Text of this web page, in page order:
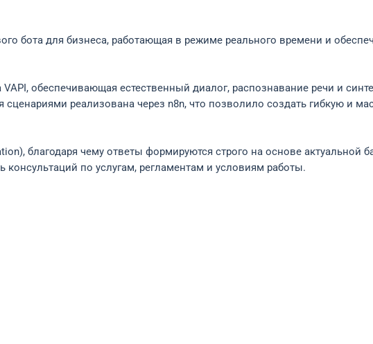
бота для бизнеса, работающая в режиме реального времени и
обеспечивающая естественный диалог, распознавание речи и
реализована через n8n, что позволило создать гибкую и
благодаря чему ответы формируются строго на основе актуальной
по услугам, регламентам и условиям работы.